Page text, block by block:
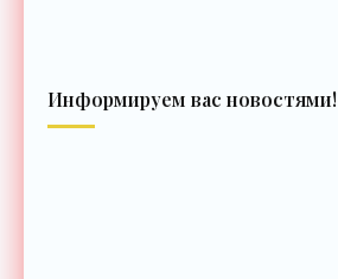
Информируем вас новостями!